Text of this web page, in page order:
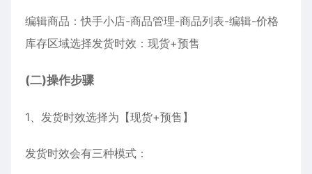
编辑商品：快手小店-商品管理-商品列表-编辑-价格
库存区域选择发货时效：现货+预售
(二)操作步骤
1、发货时效选择为【现货+预售】
发货时效会有三种模式：